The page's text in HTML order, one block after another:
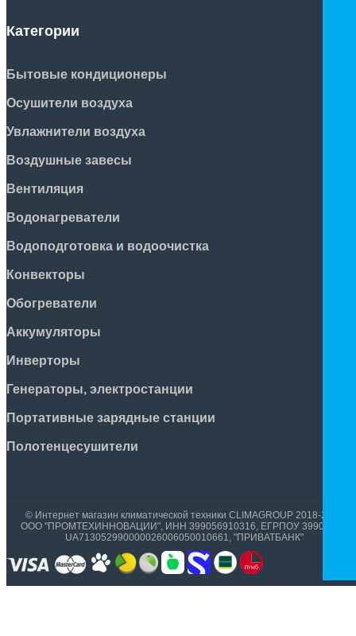
Категории
Бытовые кондиционеры
Осушители воздуха
Увлажнители воздуха
Воздушные завесы
Вентиляция
Водонагреватели
Водоподготовка и водоочистка
Конвекторы
Обогреватели
Аккумуляторы
Инверторы
Генераторы, электростанции
Портативные зарядные станции
Полотенцесушители
© Интернет магазин климатической техники CLIMAGROUP 2018-2026
ООО "ПРОМТЕХИННОВАЦИИ", ИНН 399056910316, ЕГРПОУ 39905699,
UA713052990000026006050010661, "ПРИВАТБАНК"